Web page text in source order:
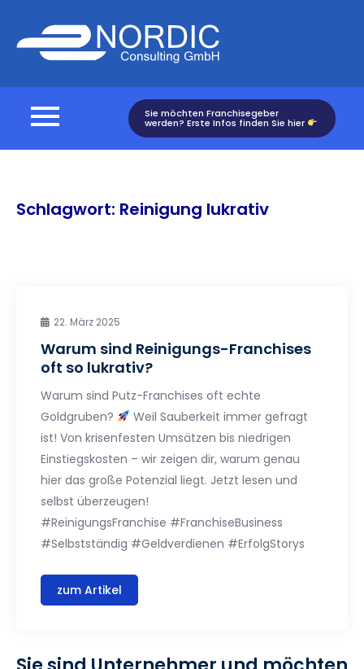
content
Sie möchten Franchisegeber
werden? Erste Infos finden Sie hier
Schlagwort: Reinigung lukrativ
22. März 2025
Warum sind Reinigungs-Franchises
oft so lukrativ?
Warum sind Putz-Franchises oft echte
Goldgruben?
Weil Sauberkeit immer gefragt
ist! Von krisenfesten Umsätzen bis niedrigen
Einstiegskosten – wir zeigen dir, warum genau
hier das große Potenzial liegt. Jetzt lesen und
selbst überzeugen!
#ReinigungsFranchise #FranchiseBusiness
#Selbstständig #Geldverdienen #ErfolgStorys
zum Artikel